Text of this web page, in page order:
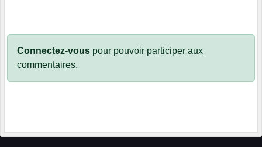
Connectez-vous pour pouvoir participer aux
commentaires.